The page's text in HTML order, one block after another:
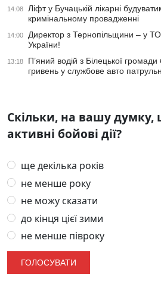
14:08
Ліфт у Бучацькій лікарні
кримінальному провадженні
14:00
Директор з Тернопільщини – у
України!
13:18
П’яний водій з Білецької
гривень у службове авто
Скільки, на вашу
активні бойові дії?
ще декілька років
не менше року
не можу сказати
до кінця цієї зими
не менше півроку